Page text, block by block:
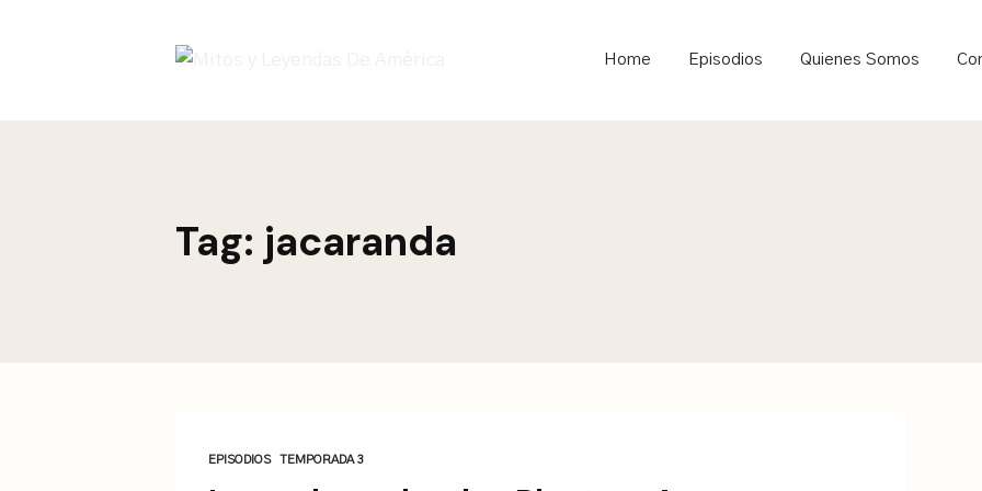
Home Episodios Quienes Somos
Tag: jacaranda
EPISODIOS TEMPORADA 3